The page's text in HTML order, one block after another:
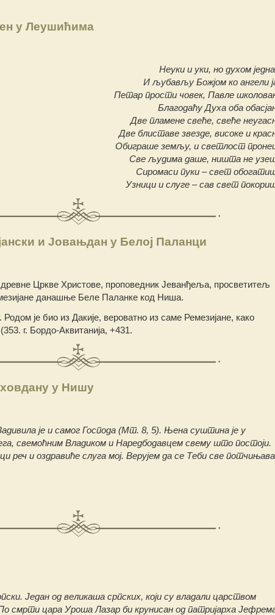
у Леушићима
Неуки и уки, но духом
И љубављу Божјом ко ангели
Петар прости човек, Павле
Благодаћу Духа оба
Две пламене свеће, свеће
Две блиставе звезде, високе и
Обиграше земљу, и светлост
Све људима даше, ништа не
Сиромаси пуки – свет
Узници и слуге – сав свет
и Јовањдан у Белој Паланци
Цркве Христове, проповедник Јеванђеља, просветитељ
данашње Беле Паланке код Ниша.
је био из Дакије, вероватно из саме Ремезијане, како
г. Бордо-Аквитанија, +431.
у Нишу
је и самог Господа (Мт. 8, 5). Њена суштина је у
свемоћним Владиком и Наредбодавцем свему што постоји.
реч и оздравиће слуга мој. Верујем да се Теби све
Један од великаша српских, који су владали царством
смрти цара Уроша Лазар би крунисан од патријарха